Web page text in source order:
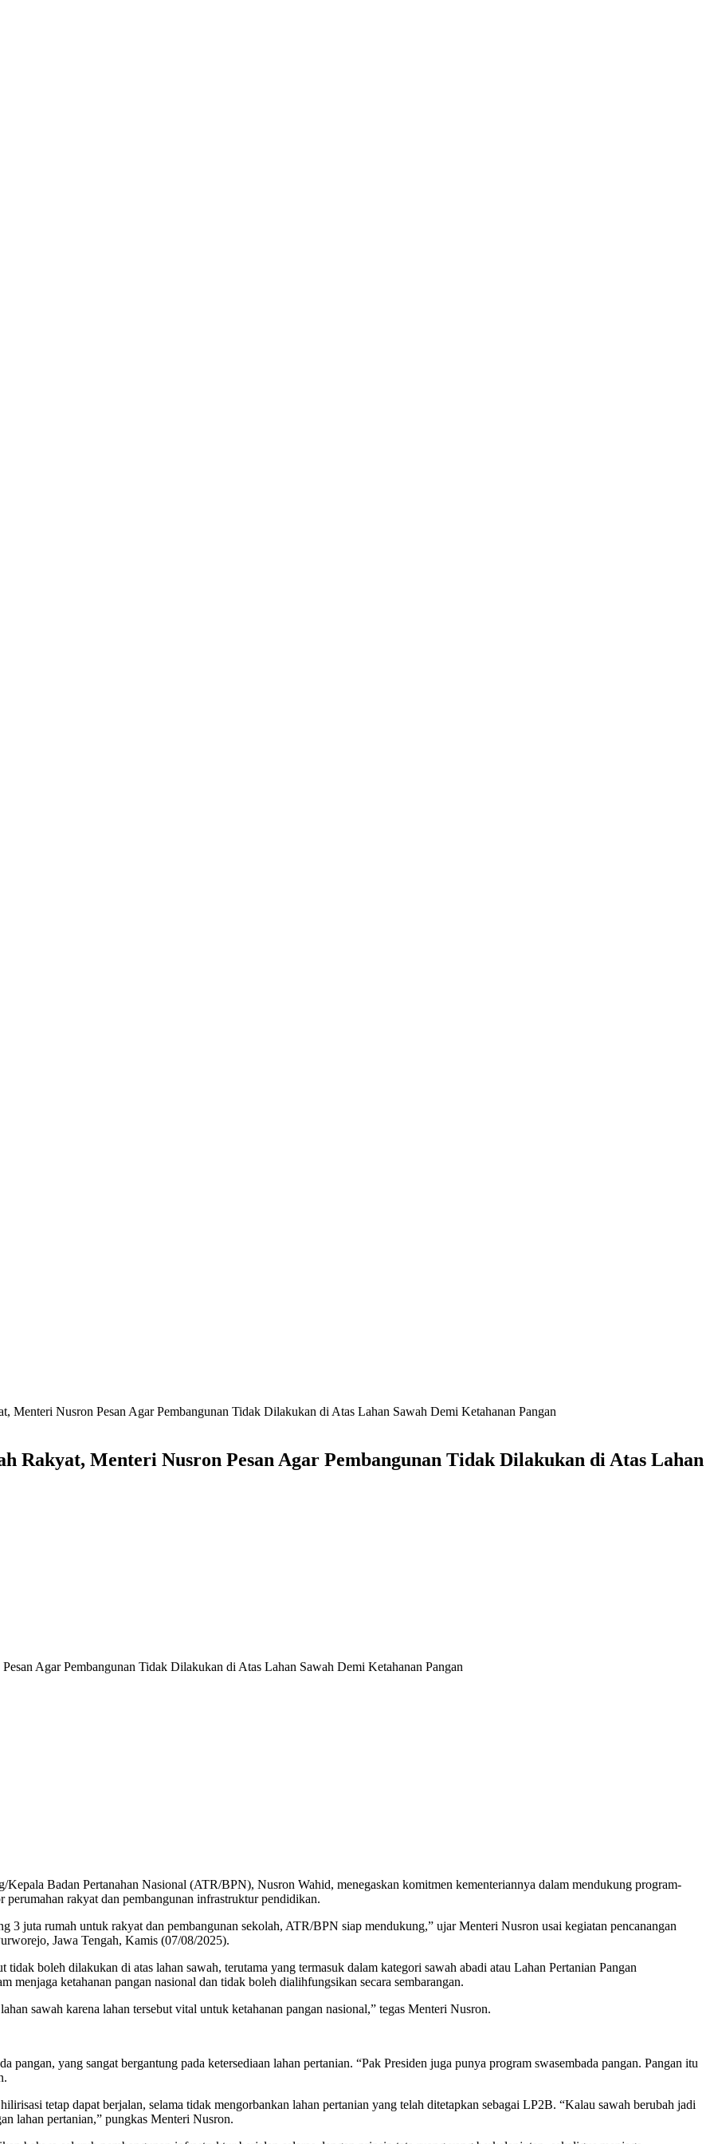
Menteri Nusron Pesan Agar Pembangunan Tidak Dilakukan di Atas Lahan Sawah Demi Ketahanan Pangan
Rakyat, Menteri Nusron Pesan Agar Pembangunan Tidak Dilakukan di Atas Lahan
Agar Pembangunan Tidak Dilakukan di Atas Lahan Sawah Demi Ketahanan Pangan
Badan Pertanahan Nasional (ATR/BPN), Nusron Wahid, menegaskan komitmen kementeriannya dalam mendukung program-
rakyat dan pembangunan infrastruktur pendidikan.
3 juta rumah untuk rakyat dan pembangunan sekolah, ATR/BPN siap mendukung,” ujar Menteri Nusron usai kegiatan pencanangan
Jawa Tengah, Kamis (07/08/2025).
boleh dilakukan di atas lahan sawah, terutama yang termasuk dalam kategori sawah abadi atau Lahan Pertanian Pangan
ketahanan pangan nasional dan tidak boleh dialihfungsikan secara sembarangan.
sawah karena lahan tersebut vital untuk ketahanan pangan nasional,” tegas Menteri Nusron.
pangan, yang sangat bergantung pada ketersediaan lahan pertanian. “Pak Presiden juga punya program swasembada pangan. Pangan itu
tetap dapat berjalan, selama tidak mengorbankan lahan pertanian yang telah ditetapkan sebagai LP2B. “Kalau sawah berubah jadi
lahan pertanian,” pungkas Menteri Nusron.